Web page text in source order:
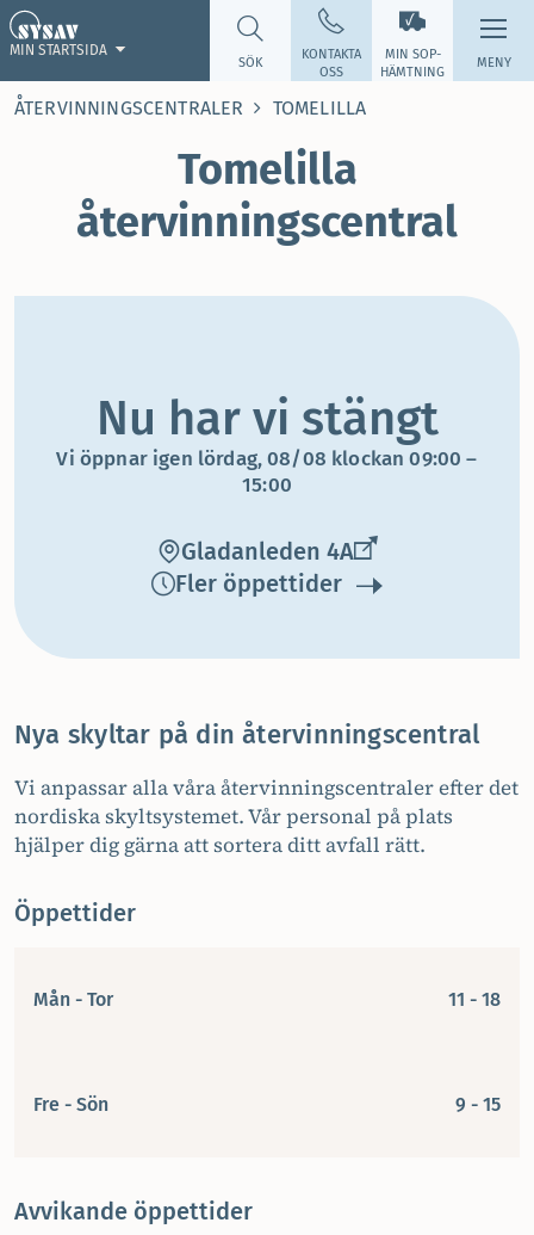
MIN SOP­
HÄMTNING
SÖK
KONTAKTA
OSS
MENY
MIN STARTSIDA
ÅTERVINNINGSCENTRALER TOMELILLA
Tomelilla
återvinningscentral
Nu har vi stängt
Vi öppnar igen lördag, 08/08 klockan 09:00 –
15:00
Gladanleden 4A
Fler öppettider
Nya skyltar på din återvinningscentral
Vi anpassar alla våra återvinningscentraler efter det
nordiska skyltsystemet. Vår personal på plats
hjälper dig gärna att sortera ditt avfall rätt.
Öppettider
Mån - Tor 11 - 18
Fre - Sön 9 - 15
Avvikande öppettider